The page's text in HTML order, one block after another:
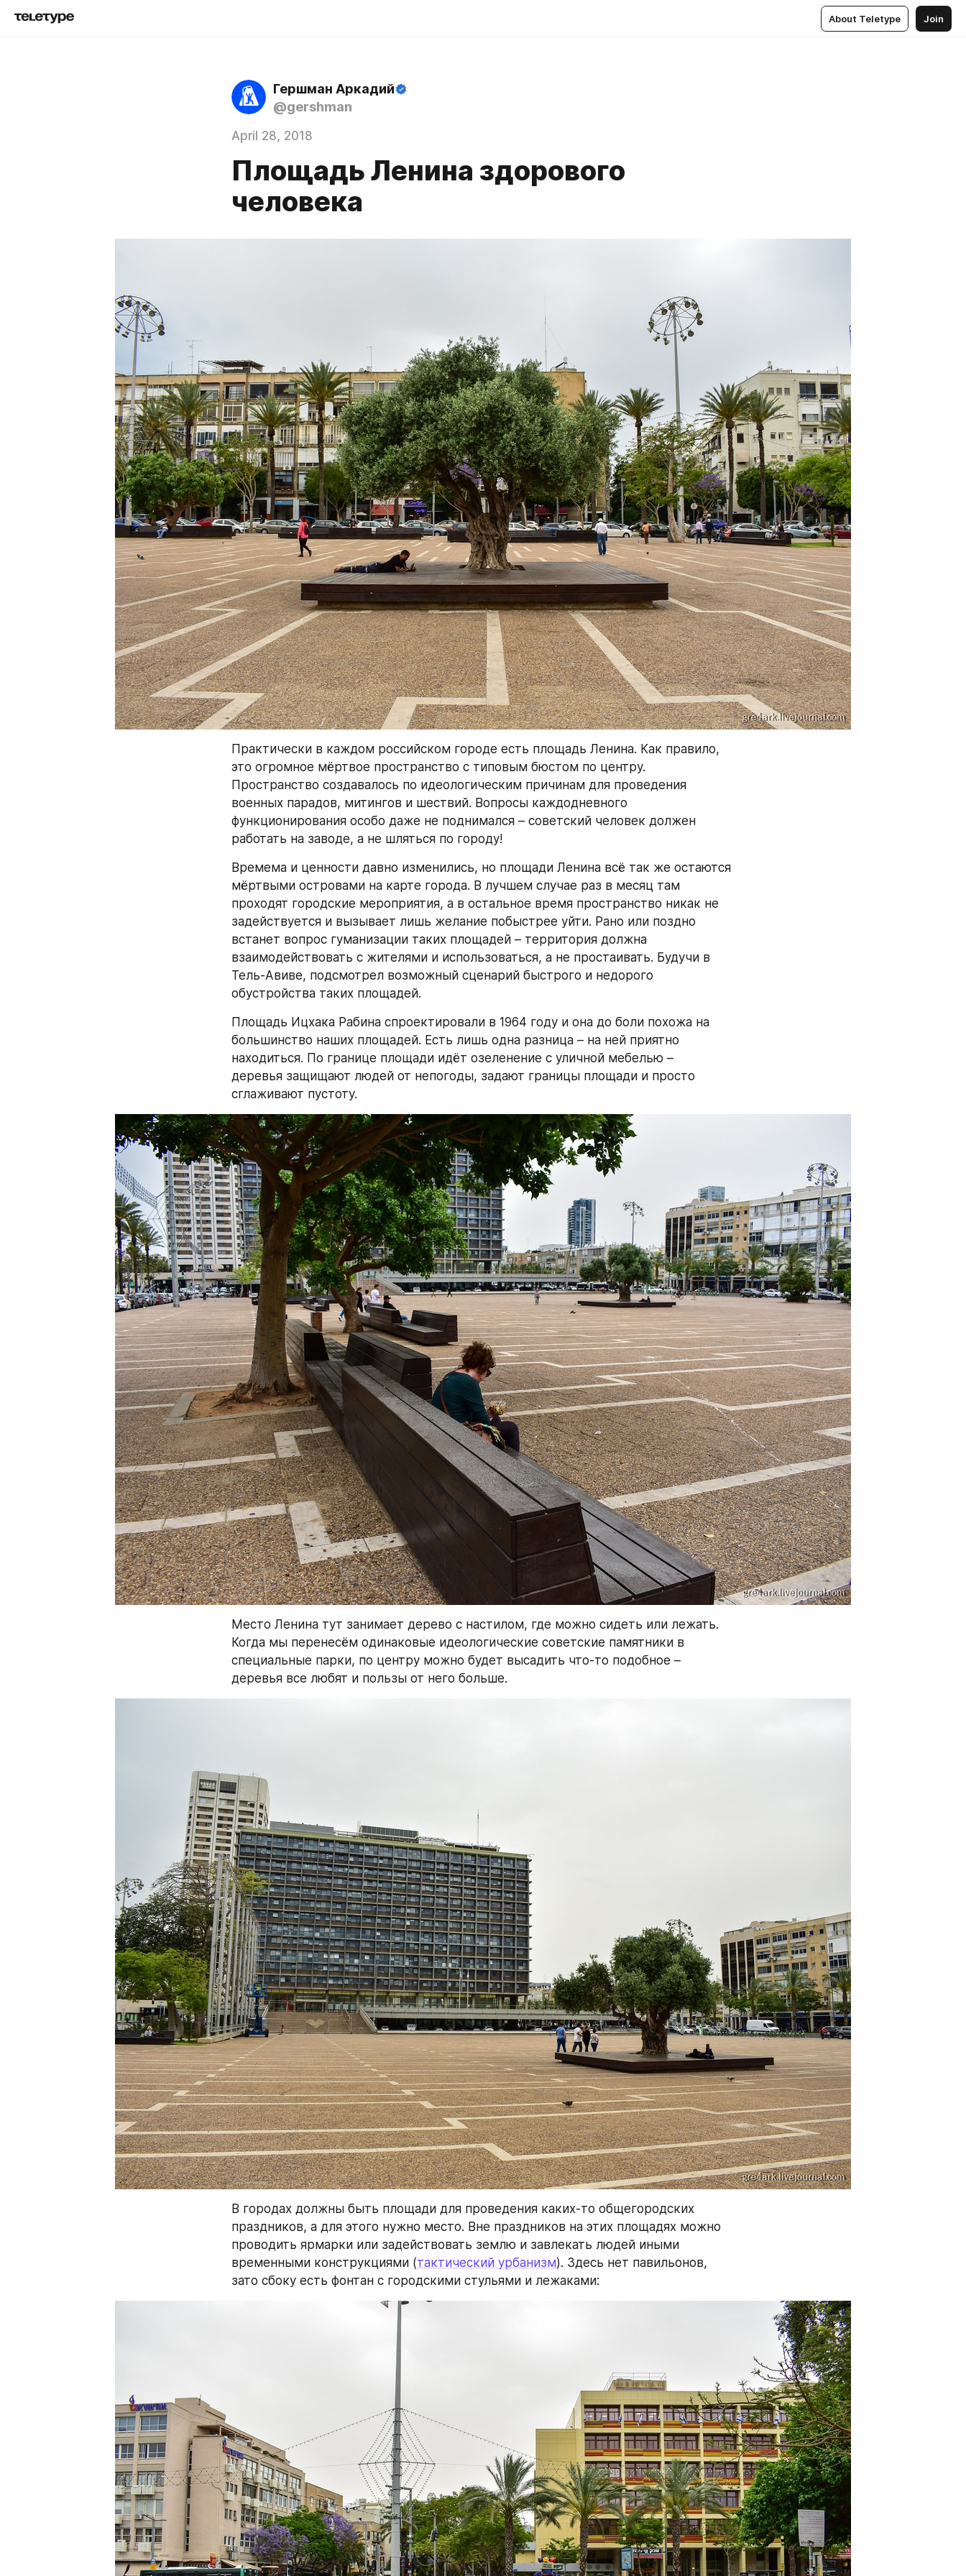
About Teletype Join
Гершман Аркадий
@gershman
April 28, 2018
Площадь Ленина здорового
человека
Практически в каждом российском городе есть площадь Ленина. Как правило,
это огромное мёртвое пространство с типовым бюстом по центру.
Пространство создавалось по идеологическим причинам для проведения
военных парадов, митингов и шествий. Вопросы каждодневного
функционирования особо даже не поднимался – советский человек должен
работать на заводе, а не шляться по городу!
Времема и ценности давно изменились, но площади Ленина всё так же остаются
мёртвыми островами на карте города. В лучшем случае раз в месяц там
проходят городские мероприятия, а в остальное время пространство никак не
задействуется и вызывает лишь желание побыстрее уйти. Рано или поздно
встанет вопрос гуманизации таких площадей – территория должна
взаимодействовать с жителями и использоваться, а не простаивать. Будучи в
Тель-Авиве, подсмотрел возможный сценарий быстрого и недорого
обустройства таких площадей.
Площадь Ицхака Рабина спроектировали в 1964 году и она до боли похожа на
большинство наших площадей. Есть лишь одна разница – на ней приятно
находиться. По границе площади идёт озеленение с уличной мебелью –
деревья защищают людей от непогоды, задают границы площади и просто
сглаживают пустоту.
Место Ленина тут занимает дерево с настилом, где можно сидеть или лежать.
Когда мы перенесём одинаковые идеологические советские памятники в
специальные парки, по центру можно будет высадить что-то подобное –
деревья все любят и пользы от него больше.
В городах должны быть площади для проведения каких-то общегородских
праздников, а для этого нужно место. Вне праздников на этих площадях можно
проводить ярмарки или задействовать землю и завлекать людей иными
временными конструкциями (тактический урбанизм). Здесь нет павильонов,
зато сбоку есть фонтан с городскими стульями и лежаками: